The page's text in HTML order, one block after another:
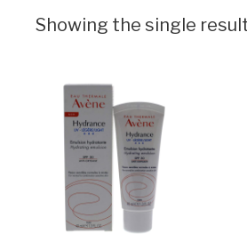
Showing the single